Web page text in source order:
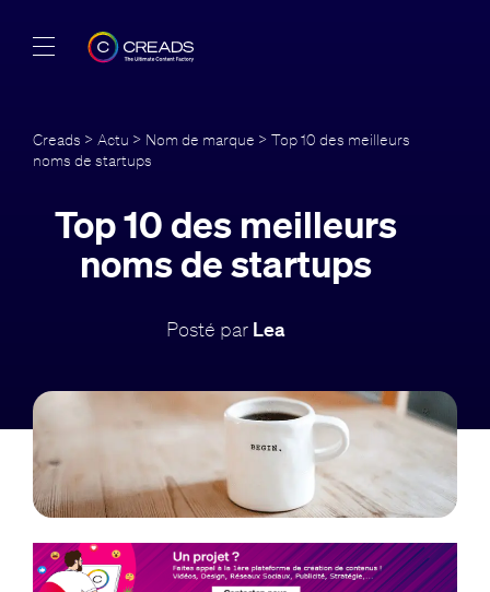
Offres
À propos
Guide
Creads > Actu > Nom de marque > Top 10 des meilleurs
noms de startups
Top 10 des meilleurs
noms de startups
Posté par Lea